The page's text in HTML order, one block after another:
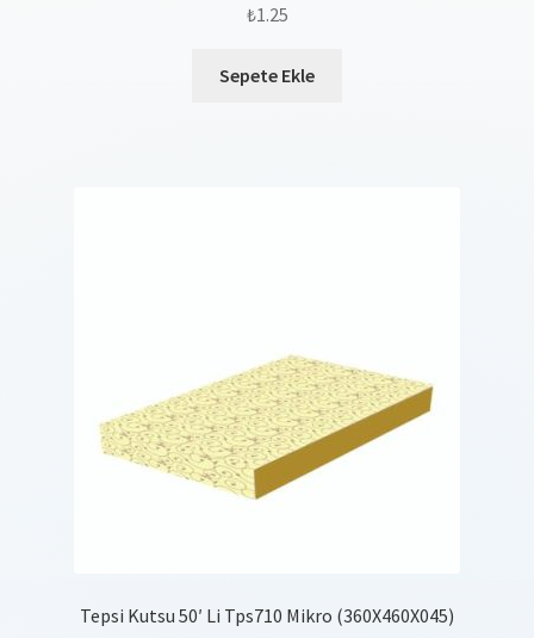
₺1.25
Sepete Ekle
Tepsi Kutsu 50′ Li Tps710 Mikro (360X460X045)